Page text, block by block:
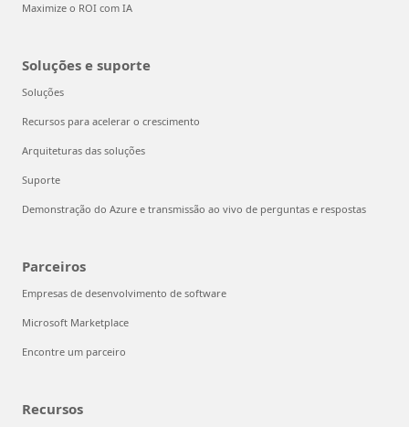
Maximize o ROI com IA
Soluções e suporte
Soluções
Recursos para acelerar o crescimento
Arquiteturas das soluções
Suporte
Demonstração do Azure e transmissão ao vivo de perguntas e respostas
Parceiros
Empresas de desenvolvimento de software
Microsoft Marketplace
Encontre um parceiro
Recursos